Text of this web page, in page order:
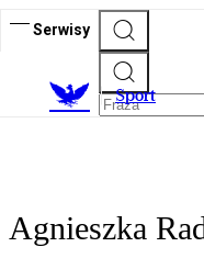
Serwisy
Sport
Agnieszka